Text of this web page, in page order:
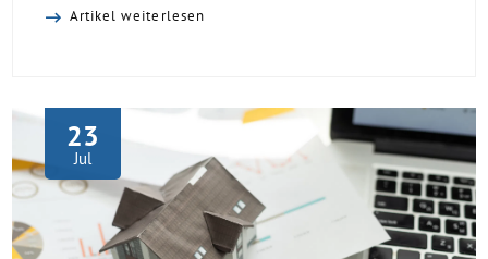
Artikel weiterlesen
23
Jul